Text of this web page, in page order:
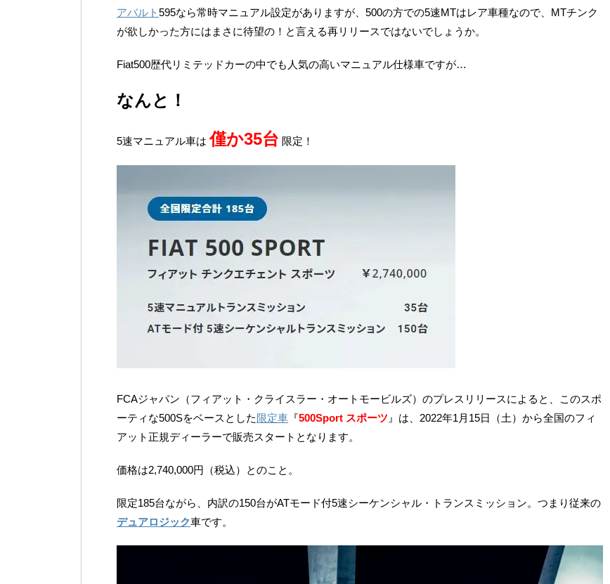
アバルト595なら常時マニュアル設定がありますが、500の方での5速MTはレア車種なので、MTチンク
が欲しかった方にはまさに待望の！と言える再リリースではないでしょうか。
Fiat500歴代リミテッドカーの中でも人気の高いマニュアル仕様車ですが…
なんと！
5速マニュアル車は僅か35台 限定！
FCAジャパン（フィアット・クライスラー・オートモービルズ）のプレスリリースによると、このスポ
ーティな500Sをベースとした限定車 『500Sport スポーツ 』は、2022年1月15日（土）から全国のフィ
アット正規ディーラーで販売スタートとなります。
価格は2,740,000円（税込）とのこと。
限定185台ながら、内訳の150台がATモード付5速シーケンシャル・トランスミッション。つまり従来の
デュアロジック車です。